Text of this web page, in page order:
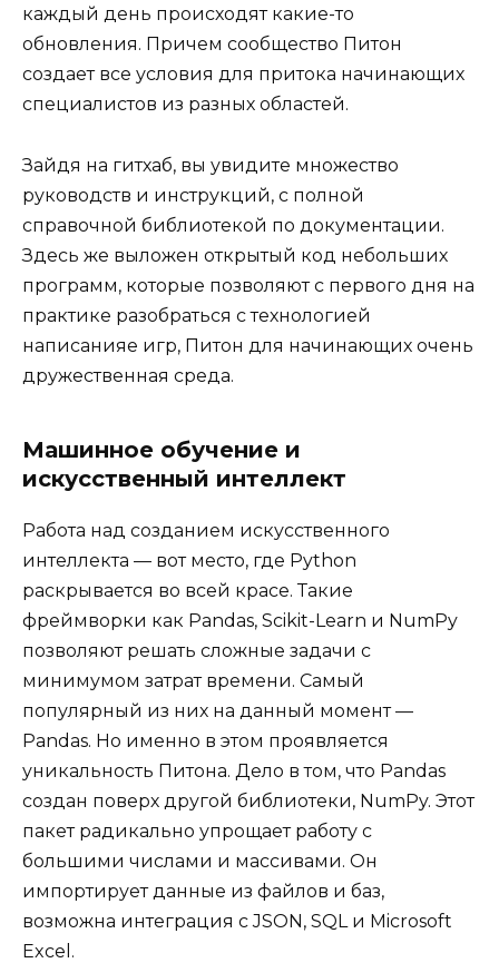
каждый день происходят какие-то
обновления. Причем сообщество Питон
создает все условия для притока начинающих
специалистов из разных областей.
Зайдя на гитхаб, вы увидите множество
руководств и инструкций, с полной
справочной библиотекой по документации.
Здесь же выложен открытый код небольших
программ, которые позволяют с первого дня на
практике разобраться с технологией
написанияе игр, Питон для начинающих очень
дружественная среда.
Машинное обучение и
искусственный интеллект
Работа над созданием искусственного
интеллекта — вот место, где Python
раскрывается во всей красе. Такие
фреймворки как Pandas, Scikit-Learn и NumPy
позволяют решать сложные задачи с
минимумом затрат времени. Самый
популярный из них на данный момент —
Pandas. Но именно в этом проявляется
уникальность Питона. Дело в том, что Pandas
создан поверх другой библиотеки, NumPy. Этот
пакет радикально упрощает работу с
большими числами и массивами. Он
импортирует данные из файлов и баз,
возможна интеграция с JSON, SQL и Microsoft
Excel.